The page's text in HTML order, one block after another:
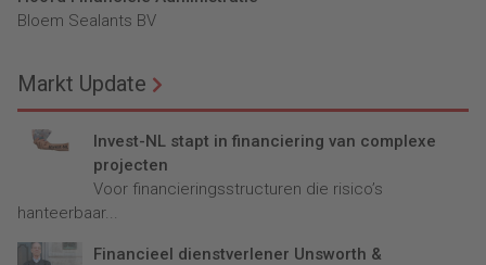
Bloem Sealants BV
Markt Update
Invest-NL stapt in financiering van complexe
projecten
Voor financieringsstructuren die risico’s
hanteerbaar...
Financieel dienstverlener Unsworth &